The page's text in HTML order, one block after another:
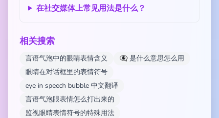
在社交媒体上常见用法是什么？
相关搜索
言语气泡中的眼睛表情含义
👁️‍🗨️ 是什么意思怎么用
眼睛在对话框里的表情符号
eye in speech bubble 中文翻译
言语气泡眼表情怎么打出来的
监视眼睛表情符号的特殊用法